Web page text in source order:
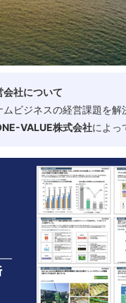
会社について
ビジネスの経営課題を解
VALUE株式会社によっ